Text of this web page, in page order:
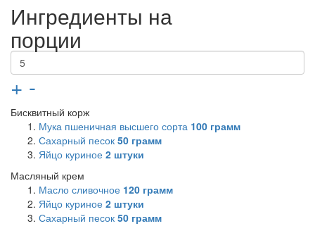
Ингредиенты на
порции
+ -
Бисквитный корж
Мука пшеничная высшего сорта 100 грамм
Сахарный песок 50 грамм
Яйцо куриное 2 штуки
Масляный крем
Масло сливочное 120 грамм
Яйцо куриное 2 штуки
Сахарный песок 50 грамм